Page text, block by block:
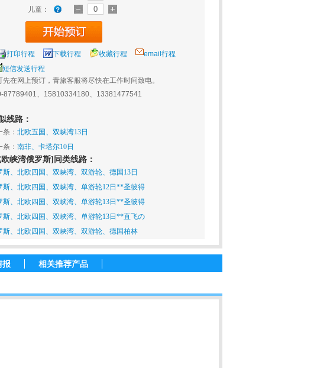
儿童：
打印行程 下载行程 收藏行程
email行程
短信发送行程
先在网上预订，青旅客服将尽快在工作时间致电。
87789401、15810334180、13381477541
线路：
条： 北欧五国、双峡湾13日
条： 南非、卡塔尔10日
峡湾俄罗斯]同类线路：
斯、北欧四国、双峡湾、双游轮、德国13日
斯、北欧四国、双峡湾、单游轮12日**圣彼得
斯、北欧四国、双峡湾、单游轮13日**圣彼得
斯、北欧四国、双峡湾、单游轮13日**直飞の
斯、北欧四国、双峡湾、双游轮、德国柏林
报 相关推荐产品